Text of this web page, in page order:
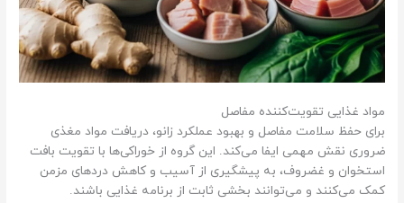
مواد غذایی تقویت‌کننده مفاصل
برای حفظ سلامت مفاصل و بهبود عملکرد زانو، دریافت مواد مغذی
ضروری نقش مهمی ایفا می‌کند. این گروه از خوراکی‌ها با تقویت بافت
استخوان و غضروف، به پیشگیری از آسیب و کاهش دردهای مزمن
کمک می‌کنند و می‌توانند بخشی ثابت از برنامه غذایی باشند.